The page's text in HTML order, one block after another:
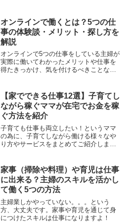
オンラインで働くとは？5つの仕
事の体験談・メリット・探し方を
解説
オンラインで5つの仕事をしている主婦が
実際に働いてわかったメリットや仕事を
得たきっかけ、気を付けるべきことなど
【家でできる仕事12選】子育てし
ながら稼ぐママが在宅でお金を稼
ぐ方法を紹介
子育ても仕事も両立したい！というママ
の為に、子育てしながら働ける様々なや
り方やサービスをまとめてご紹介しま
家事（掃除や料理）や育児は仕事
に出来る？主婦のスキルを活かし
て働く5つの方法
主婦業しかやっていない。。。という
方、大丈夫です。家事や育児を通じて身
につけたスキルは仕事になりますよ！